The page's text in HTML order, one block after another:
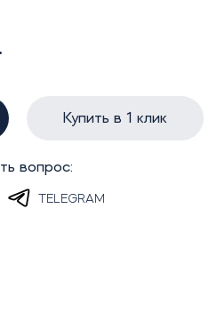
Купить в 1 клик
вопрос:
TELEGRAM